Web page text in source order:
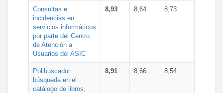
Consultas e
incidencias en
servicios informáticos
por parte del Centro
de Atención a
Usuarios del ASIC
8,93 8,64 8,73
Polibuscador:
búsqueda en el
catálogo de libros,
8,91 8,66 8,54